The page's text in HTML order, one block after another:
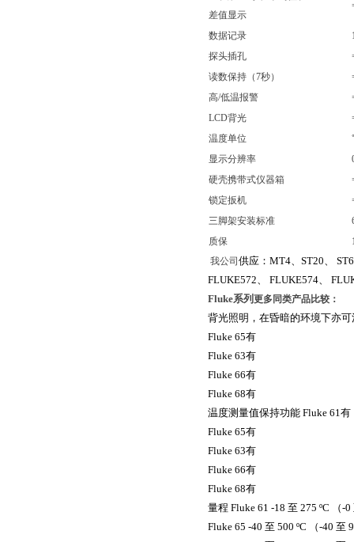
差值显示
数据记录
探头插孔
读数保持（7秒）
高/低温报警
LCD背光
温度单位
显示分辨率
硬壳携带式仪器箱
锁定扳机
三脚架安装标准
质保
我公司 供应： MT4、 ST20、
FLUKE572、 FLUKE574、
Fluke系列 更多同类产品比较：
背光照明，在昏暗的环境下亦
Fluke 65有
Fluke 63有
Fluke 66有
Fluke 68有
温度测量值保持功能 Fluke 61有
Fluke 65有
Fluke 63有
Fluke 66有
Fluke 68有
量程 Fluke 61 -18 至 275 ºC （-0
Fluke 65 -40 至 500 ºC （-40 至